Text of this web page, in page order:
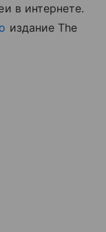
в интернете.
издание The